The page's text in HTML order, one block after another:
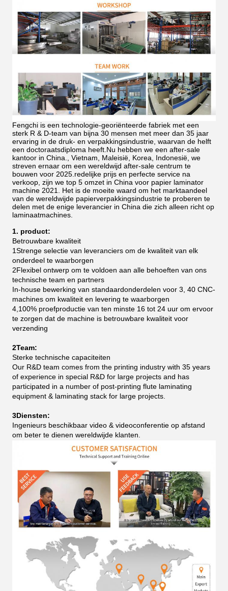
Fengchi is een technologie-georiënteerde fabriek met een
sterk R & D-team van bijna 30 mensen met meer dan 35 jaar
ervaring in de druk- en verpakkingsindustrie, waarvan de helft
een doctoraatsdiploma heeft.Nu hebben we een after-sale
kantoor in China., Vietnam, Maleisië, Korea, Indonesië, we
streven ernaar om een wereldwijd after-sale centrum te
bouwen voor 2025.redelijke prijs en perfecte service na
verkoop, zijn we top 5 omzet in China voor papier laminator
machine 2021. Het is de moeite waard om het marktaandeel
van de wereldwijde papierverpakkingsindustrie te proberen te
delen met de enige leverancier in China die zich alleen richt op
laminaatmachines.
1. product:
Betrouwbare kwaliteit
1Strenge selectie van leveranciers om de kwaliteit van elk
onderdeel te waarborgen
2Flexibel ontwerp om te voldoen aan alle behoeften van ons
technische team en partners
In-house bewerking van standaardonderdelen voor 3, 40 CNC-
machines om kwaliteit en levering te waarborgen
4,100% proefproductie van ten minste 16 tot 24 uur om ervoor
te zorgen dat de machine is betrouwbare kwaliteit voor
verzending
2Team:
Sterke technische capaciteiten
Our R&D team comes from the printing industry with 35 years
of experience in special R&D for large projects and has
participated in a number of post-printing flute laminating
equipment & laminating stack for large projects.
3Diensten:
Ingenieurs beschikbaar video & videoconferentie op afstand
om beter te dienen wereldwijde klanten.